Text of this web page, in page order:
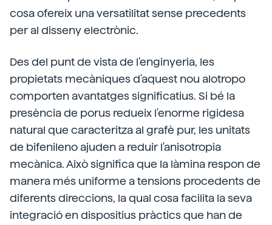
cosa ofereix una versatilitat sense precedents
per al disseny electrònic.
Des del punt de vista de l'enginyeria, les
propietats mecàniques d'aquest nou alotropo
comporten avantatges significatius. Si bé la
presència de porus redueix l'enorme rigidesa
natural que caracteritza al grafè pur, les unitats
de bifenileno ajuden a reduir l'anisotropia
mecànica. Això significa que la làmina respon de
manera més uniforme a tensions procedents de
diferents direccions, la qual cosa facilita la seva
integració en dispositius pràctics que han de